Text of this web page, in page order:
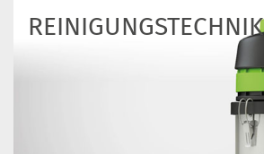
REINIGUNGS­TECHNIK